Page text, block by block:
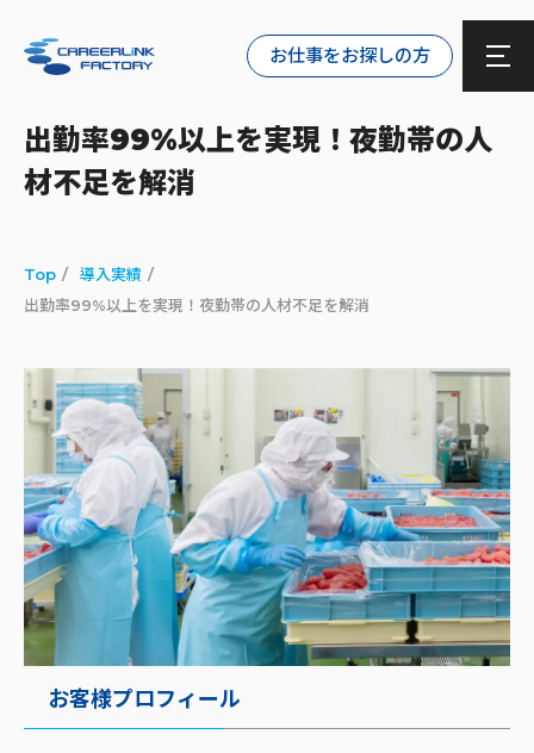
お仕事をお探しの方
出勤率99%以上を実現！夜勤帯の人
材不足を解消
Top
導入実績
出勤率99%以上を実現！夜勤帯の人材不足を解消
お客様プロフィール